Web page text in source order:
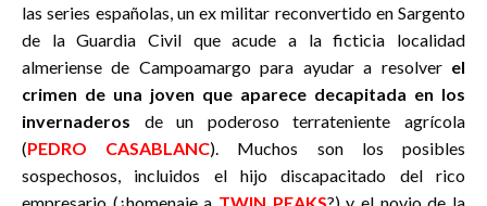
las series españolas, un ex militar reconvertido en Sargento
de la Guardia Civil que acude a la ficticia localidad
almeriense de Campoamargo para ayudar a resolver el
crimen de una joven que aparece decapitada en los
invernaderos de un poderoso terrateniente agrícola
(PEDRO CASABLANC). Muchos son los posibles
sospechosos, incluidos el hijo discapacitado del rico